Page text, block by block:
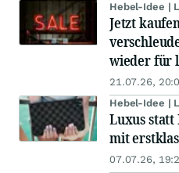
Hebel-Idee |
Jetzt
wieder für
21.07.26,
Hebel-Idee |
Luxus
mit
07.07.26,